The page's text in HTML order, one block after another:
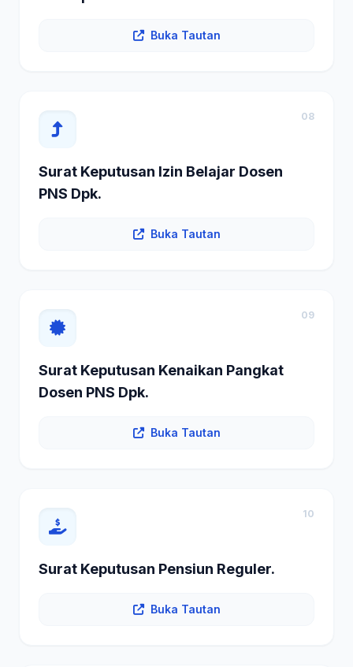
Buka Tautan
08
Surat Keputusan Izin Belajar Dosen
PNS Dpk.
Buka Tautan
09
Surat Keputusan Kenaikan Pangkat
Dosen PNS Dpk.
Buka Tautan
10
Surat Keputusan Pensiun Reguler.
Buka Tautan